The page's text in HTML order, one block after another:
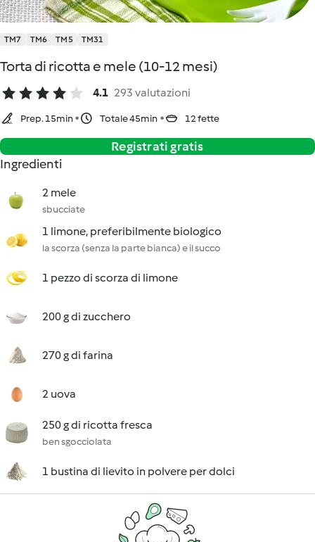
TM7 TM6 TM5 TM31
Torta di ricotta e mele (10-12 mesi)
4.1 293 valutazioni
Prep. 15min Totale 45min 12 fette
Registrati gratis
Ingredienti
2 mele
sbucciate
1 limone, preferibilmente biologico
la scorza (senza la parte bianca) e il succo
1 pezzo di scorza di limone
200 g di zucchero
270 g di farina
2 uova
250 g di ricotta fresca
ben sgocciolata
1 bustina di lievito in polvere per dolci